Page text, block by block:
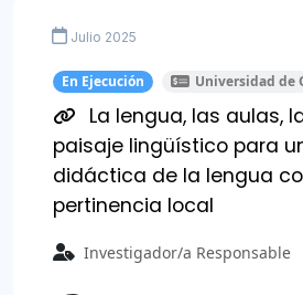
Julio 2025
En Ejecución Universidad de
La lengua, las aulas,
paisaje lingüístico para
didáctica de la lengua
pertinencia local
Investigador/a Responsable